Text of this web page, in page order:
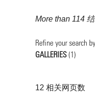
More than 114
Refine your search
GALLERIES (1)
12 相关网页数